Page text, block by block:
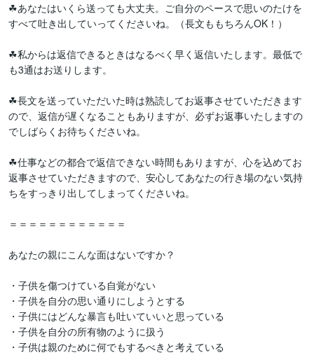
☘あなたはいくら送っても大丈夫。ご自分のペースで思いのたけを
すべて吐き出していってくださいね。（長文ももちろんOK！）
☘私からは返信できるときはなるべく早く返信いたします。最低で
も3通はお送りします。
☘長文を送っていただいた時は熟読してお返事させていただきます
ので、返信が遅くなることもありますが、必ずお返事いたしますの
でしばらくお待ちくださいね。
☘仕事などの都合で返信できない時間もありますが、心を込めてお
返事させていただきますので、安心してあなたの行き場のない気持
ちをすっきり出してしまってくださいね。
＝＝＝＝＝＝＝＝＝＝＝＝
あなたの親にこんな面はないですか？
・子供を傷つけている自覚がない
・子供を自分の思い通りにしようとする
・子供にはどんな暴言も吐いていいと思っている
・子供を自分の所有物のように扱う
・子供は親のために何でもするべきと考えている